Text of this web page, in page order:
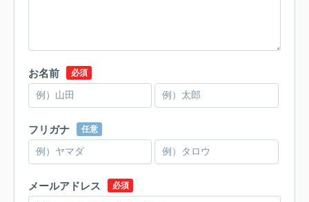
お名前 必須
フリガナ 任意
メールアドレス 必須